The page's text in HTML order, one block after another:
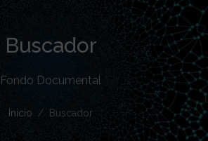
Buscador
Fondo Documental
Inicio Buscador